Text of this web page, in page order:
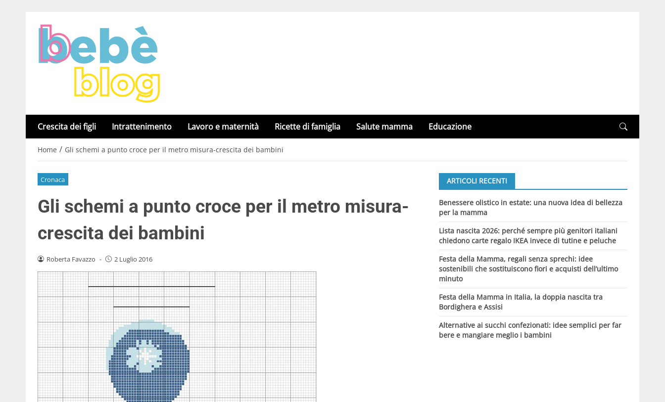
Crescita dei figli Intrattenimento Lavoro e maternità Ricette di famiglia Salute mamma Educazione
Home / Gli schemi a punto croce per il metro misura-crescita dei bambini
Cronaca
Gli schemi a punto croce per il metro misura-
crescita dei bambini
Roberta Favazzo - 2 Luglio 2016
ARTICOLI RECENTI
Benessere olistico in estate: una nuova idea di bellezza
per la mamma
Lista nascita 2026: perché sempre più genitori italiani
chiedono carte regalo IKEA invece di tutine e peluche
Festa della Mamma, regali senza sprechi: idee
sostenibili che sostituiscono fiori e acquisti dell’ultimo
minuto
Festa della Mamma in Italia, la doppia nascita tra
Bordighera e Assisi
Alternative ai succhi confezionati: idee semplici per far
bere e mangiare meglio i bambini